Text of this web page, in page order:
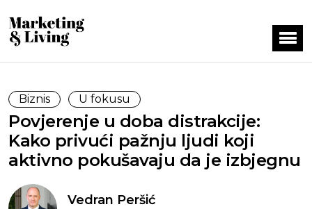
Biznis U fokusu
Povjerenje u doba distrakcije:
Kako privući pažnju ljudi koji
aktivno pokušavaju da je izbjegnu
Vedran Peršić